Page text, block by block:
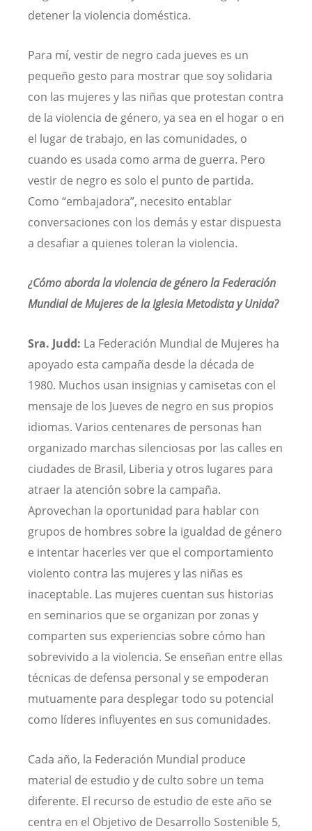
detener la violencia doméstica.
Para mí, vestir de negro cada jueves es un
pequeño gesto para mostrar que soy solidaria
con las mujeres y las niñas que protestan contra
de la violencia de género, ya sea en el hogar o en
el lugar de trabajo, en las comunidades, o
cuando es usada como arma de guerra. Pero
vestir de negro es solo el punto de partida.
Como “embajadora”, necesito entablar
conversaciones con los demás y estar dispuesta
a desafiar a quienes toleran la violencia.
¿Cómo aborda la violencia de género la Federación
Mundial de Mujeres de la Iglesia Metodista y Unida?
Sra. Judd: La Federación Mundial de Mujeres ha
apoyado esta campaña desde la década de
1980. Muchos usan insignias y camisetas con el
mensaje de los Jueves de negro en sus propios
idiomas. Varios centenares de personas han
organizado marchas silenciosas por las calles en
ciudades de Brasil, Liberia y otros lugares para
atraer la atención sobre la campaña.
Aprovechan la oportunidad para hablar con
grupos de hombres sobre la igualdad de género
e intentar hacerles ver que el comportamiento
violento contra las mujeres y las niñas es
inaceptable. Las mujeres cuentan sus historias
en seminarios que se organizan por zonas y
comparten sus experiencias sobre cómo han
sobrevivido a la violencia. Se enseñan entre ellas
técnicas de defensa personal y se empoderan
mutuamente para desplegar todo su potencial
como líderes influyentes en sus comunidades.
Cada año, la Federación Mundial produce
material de estudio y de culto sobre un tema
diferente. El recurso de estudio de este año se
centra en el Objetivo de Desarrollo Sostenible 5,